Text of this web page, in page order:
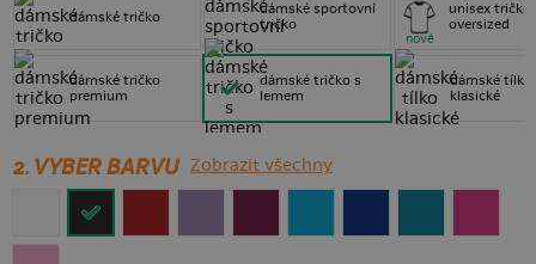
dámské tričko
dámské tričko
premium
dámské sportovní
tričko
dámské tričko s
lemem
unisex tričko
oversized
nové
dámské tílko
klasické
2. VYBER BARVU Zobrazit všechny